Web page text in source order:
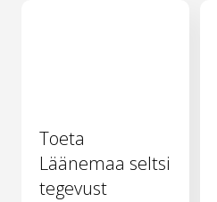
Toeta
Läänemaa seltsi
tegevust